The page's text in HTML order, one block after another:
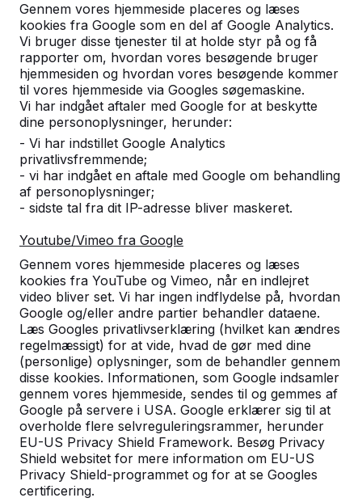
Gennem vores hjemmeside placeres og læses
kookies fra Google som en del af Google Analytics.
Vi bruger disse tjenester til at holde styr på og få
rapporter om, hvordan vores besøgende bruger
hjemmesiden og hvordan vores besøgende kommer
til vores hjemmeside via Googles søgemaskine.
Vi har indgået aftaler med Google for at beskytte
dine personoplysninger, herunder:
- Vi har indstillet Google Analytics
privatlivsfremmende;
- vi har indgået en aftale med Google om behandling
af personoplysninger;
- sidste tal fra dit IP-adresse bliver maskeret.
Youtube/Vimeo fra Google
Gennem vores hjemmeside placeres og læses
kookies fra YouTube og Vimeo, når en indlejret
video bliver set. Vi har ingen indflydelse på, hvordan
Google og/eller andre partier behandler dataene.
Læs Googles privatlivserklæring (hvilket kan ændres
regelmæssigt) for at vide, hvad de gør med dine
(personlige) oplysninger, som de behandler gennem
disse kookies. Informationen, som Google indsamler
gennem vores hjemmeside, sendes til og gemmes af
Google på servere i USA. Google erklærer sig til at
overholde flere selvreguleringsrammer, herunder
EU-US Privacy Shield Framework. Besøg Privacy
Shield websitet for mere information om EU-US
Privacy Shield-programmet og for at se Googles
certificering.
DKK 10.000,00ekskl. moms
2. produkt og opefter forDKK 8.400,00 pr. stk.,
rabat!
Farve
Antal
Tilføj til bestilling
Tilføj til tilbud
Fri levering og opstilling i Danmark.
Levering inden for 6 arbejdsuger.
Hvordan foregår leveringen?Se video